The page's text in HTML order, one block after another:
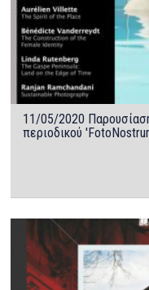
11/05/2020
περιοδικού